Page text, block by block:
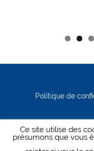
Politique de
Ce site utilise des
présumons que vous